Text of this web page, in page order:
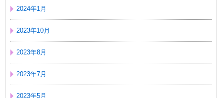
2024年1月
2023年10月
2023年8月
2023年7月
2023年5月